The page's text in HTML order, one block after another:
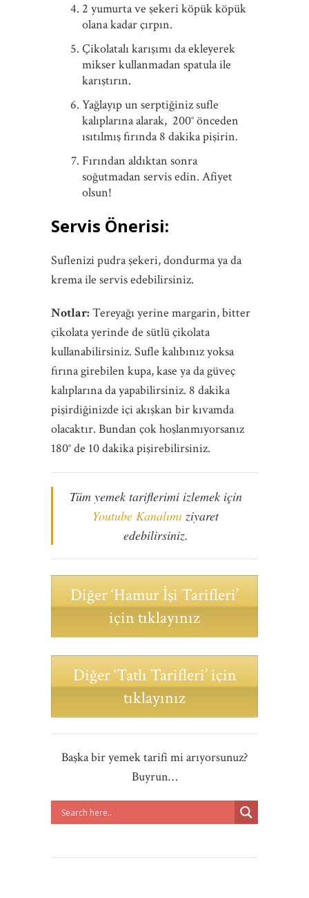
2 yumurta ve şekeri köpük köpük
olana kadar çırpın.
Çikolatalı karışımı da ekleyerek
mikser kullanmadan spatula ile
karıştırın.
Yağlayıp un serptiğiniz sufle
kalıplarına alarak, 200° önceden
ısıtılmış fırında 8 dakika pişirin.
Fırından aldıktan sonra
soğutmadan servis edin. Afiyet
olsun!
Servis Önerisi:
Suflenizi pudra şekeri, dondurma ya da
krema ile servis edebilirsiniz.
Notlar: Tereyağı yerine margarin, bitter
çikolata yerinde de sütlü çikolata
kullanabilirsiniz. Sufle kalıbınız yoksa
fırına girebilen kupa, kase ya da güveç
kalıplarına da yapabilirsiniz. 8 dakika
pişirdiğinizde içi akışkan bir kıvamda
olacaktır. Bundan çok hoşlanmıyorsanız
180° de 10 dakika pişirebilirsiniz.
Tüm yemek tariflerimi izlemek için
Youtube Kanalımı ziyaret
edebilirsiniz.
Diğer ‘Hamur İşi Tarifleri’
için tıklayınız
Diğer ‘Tatlı Tarifleri’ için
tıklayınız
Başka bir yemek tarifi mi arıyorsunuz?
Buyrun…